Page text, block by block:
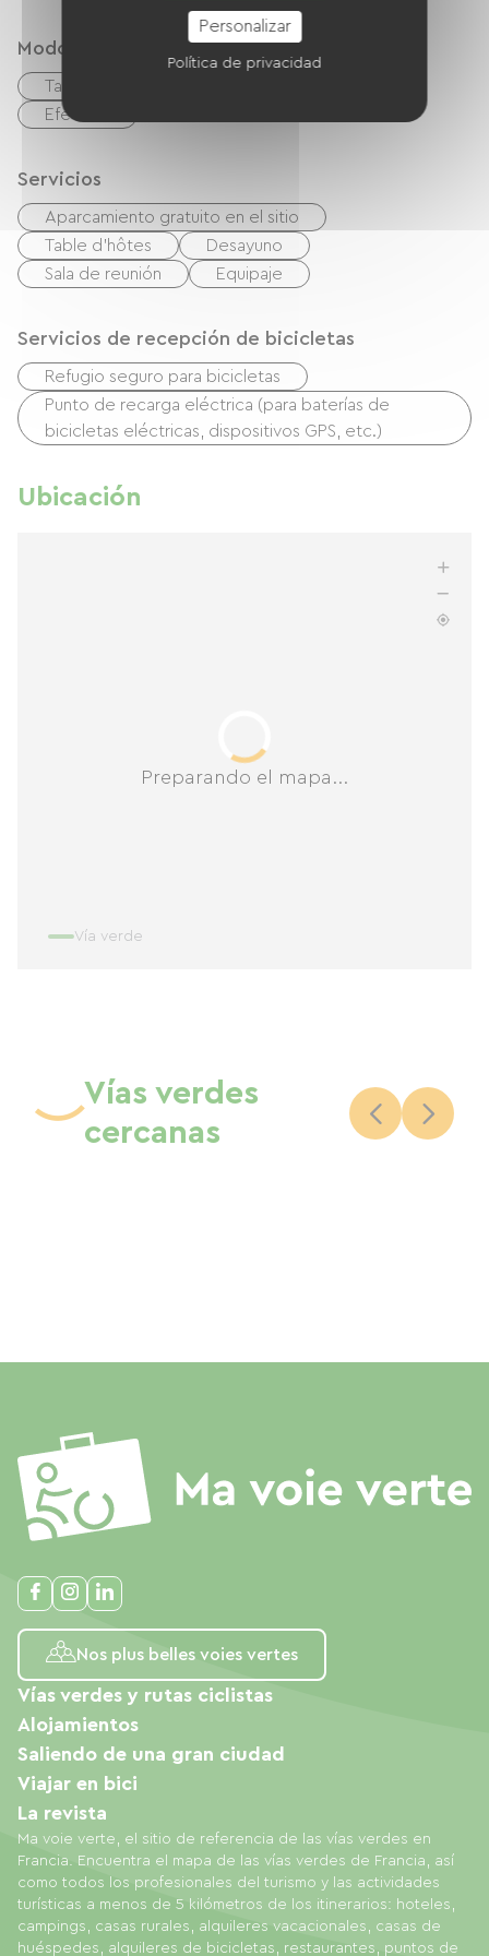
Modos de paiement
Tarjeta De Crédito
Efectivo
Servicios
Aparcamiento gratuito en el sitio
Table d'hôtes
Desayuno
Sala de reunión
Equipaje
Servicios de recepción de bicicletas
Refugio seguro para bicicletas
Punto de recarga eléctrica (para baterías de
bicicletas eléctricas, dispositivos GPS, etc.)
Ubicación
Preparando el mapa...
Vía verde
Vías verdes
cercanas
Nos plus belles voies vertes
Ma voie verte, el sitio de referencia de las vías verdes en
Francia. Encuentra el mapa de las vías verdes de Francia, así
como todos los profesionales del turismo y las actividades
turísticas a menos de 5 kilómetros de los itinerarios: hoteles,
campings, casas rurales, alquileres vacacionales, casas de
huéspedes, alquileres de bicicletas, restaurantes, puntos de
Vías verdes y rutas ciclistas
Alojamientos
Saliendo de una gran ciudad
Viajar en bici
La revista
Personalizar
Política de privacidad